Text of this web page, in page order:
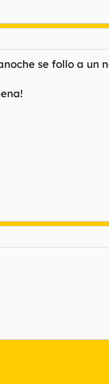
se follo a un